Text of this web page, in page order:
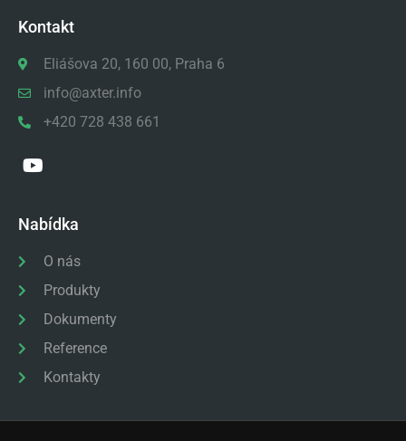
Kontakt
Eliášova 20, 160 00, Praha 6
info@axter.info
+420 728 438 661
Nabídka
O nás
Produkty
Dokumenty
Reference
Kontakty